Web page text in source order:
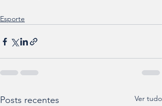
Esporte
Posts recentes Ver tudo